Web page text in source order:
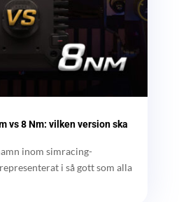
vs 8 Nm: vilken version ska
inom simracing-
i så gott som alla